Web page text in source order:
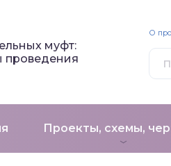
муфт:
проведения
Проекты, схемы,
О